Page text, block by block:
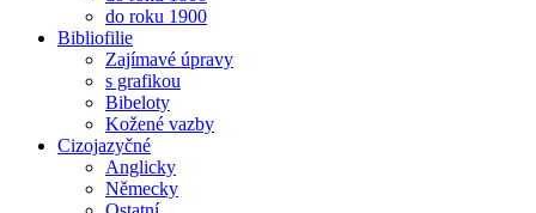
do roku 1900
Bibliofilie
Zajímavé úpravy
s grafikou
Bibeloty
Kožené vazby
Cizojazyčné
Anglicky
Německy